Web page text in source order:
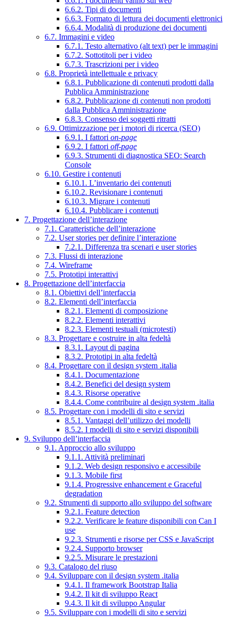
6.6.2. Tipi di documenti
6.6.3. Formato di lettura dei documenti elettronici
6.6.4. Modalità di produzione dei documenti
6.7. Immagini e video
6.7.1. Testo alternativo (alt text) per le immagini
6.7.2. Sottotitoli per i video
6.7.3. Trascrizioni per i video
6.8. Proprietà intellettuale e privacy
6.8.1. Pubblicazione di contenuti prodotti dalla
Pubblica Amministrazione
6.8.2. Pubblicazione di contenuti non prodotti
dalla Pubblica Amministrazione
6.8.3. Consenso dei soggetti ritratti
6.9. Ottimizzazione per i motori di ricerca (SEO)
6.9.1. I fattori on-page
6.9.2. I fattori off-page
6.9.3. Strumenti di diagnostica SEO: Search
Console
6.10. Gestire i contenuti
6.10.1. L’inventario dei contenuti
6.10.2. Revisionare i contenuti
6.10.3. Migrare i contenuti
6.10.4. Pubblicare i contenuti
7. Progettazione dell’interazione
7.1. Caratteristiche dell’interazione
7.2. User stories per definire l’interazione
7.2.1. Differenza tra scenari e user stories
7.3. Flussi di interazione
7.4. Wireframe
7.5. Prototipi interattivi
8. Progettazione dell’interfaccia
8.1. Obiettivi dell’interfaccia
8.2. Elementi dell’interfaccia
8.2.1. Elementi di composizione
8.2.2. Elementi interattivi
8.2.3. Elementi testuali (microtesti)
8.3. Progettare e costruire in alta fedeltà
8.3.1. Layout di pagina
8.3.2. Prototipi in alta fedeltà
8.4. Progettare con il design system .italia
8.4.1. Documentazione
8.4.2. Benefici del design system
8.4.3. Risorse operative
8.4.4. Come contribuire al design system .italia
8.5. Progettare con i modelli di sito e servizi
8.5.1. Vantaggi dell’utilizzo dei modelli
8.5.2. I modelli di sito e servizi disponibili
9. Sviluppo dell’interfaccia
9.1. Approccio allo sviluppo
9.1.1. Attività preliminari
9.1.2. Web design responsivo e accessibile
9.1.3. Mobile first
9.1.4. Progressive enhancement e Graceful
degradation
9.2. Strumenti di supporto allo sviluppo del software
9.2.1. Feature detection
9.2.2. Verificare le feature disponibili con Can I
use
9.2.3. Strumenti e risorse per CSS e JavaScript
9.2.4. Supporto browser
9.2.5. Misurare le prestazioni
9.3. Catalogo del riuso
9.4. Sviluppare con il design system .italia
9.4.1. Il framework Bootstrap Italia
9.4.2. Il kit di sviluppo React
9.4.3. Il kit di sviluppo Angular
9.5. Sviluppare con i modelli di sito e servizi